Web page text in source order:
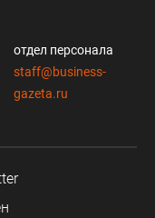
отдел персонала
staff@business-
gazeta.ru